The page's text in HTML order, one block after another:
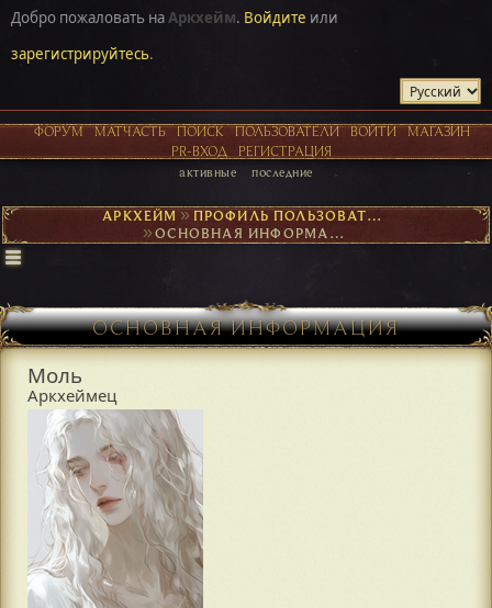
Добро пожаловать наАркхейм. Войдите или
зарегистрируйтесь.
ФОРУМ МАТЧАСТЬ ПОИСК ПОЛЬЗОВАТЕЛИ ВОЙТИ
МАГАЗИН
PR-ВХОД
РЕГИСТРАЦИЯ
активные последние
АРКХЕЙМ► ПРОФИЛЬ ПОЛЬЗОВАТЕЛЯ МОЛЬ
► ОСНОВНАЯ ИНФОРМАЦИЯ
ОСНОВНАЯ ИНФОРМАЦИЯ
Моль
Аркхеймец